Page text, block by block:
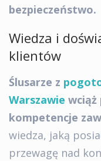
bezpieczeństwo.
Wiedza i
klientów
Ślusarze z
Warszawie wciąż
kompetencje
wiedza, jaką
przewagę nad